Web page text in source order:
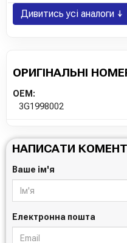
Дивитись усі аналоги ↓
ОРИГІНАЛЬНІ
OEM:
3G1998002
НАПИСАТИ
Ваше ім'я
Електронна пошта